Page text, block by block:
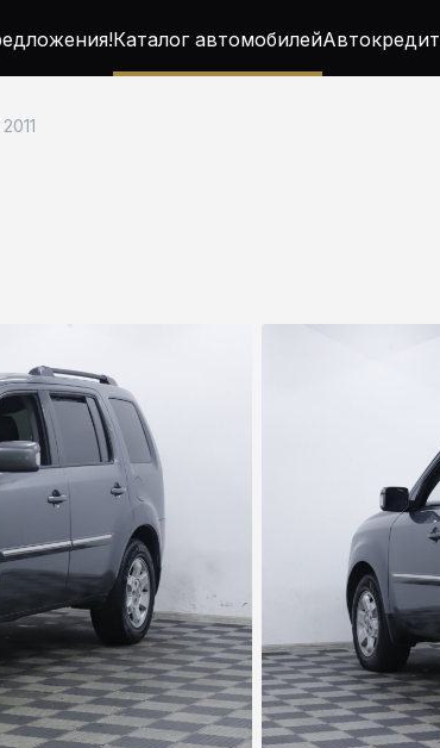
Каталог автомобилейАвтокредит